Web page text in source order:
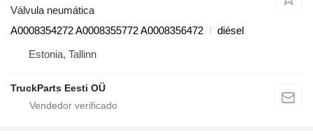
Válvula neumática
A0008354272 A0008355772 A0008356472
diésel
Estonia, Tallinn
TruckParts Eesti OÜ